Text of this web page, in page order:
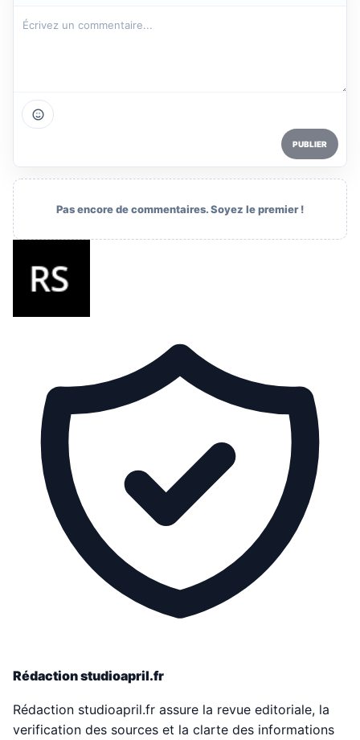
PUBLIER
Pas encore de commentaires. Soyez le premier !
Rédaction studioapril.fr
Rédaction studioapril.fr assure la revue editoriale, la
verification des sources et la clarte des informations